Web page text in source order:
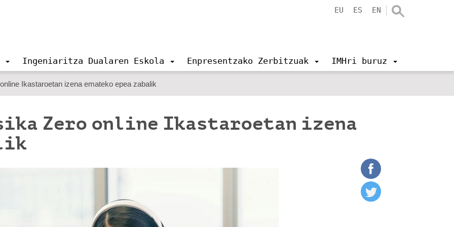
EU ES EN
Ingeniaritza Dualaren Eskola Enpresentzako Zerbitzuak IMHri buruz
Ikastaroetan izena emateko epea zabalik
Zero online Ikastaroetan izena